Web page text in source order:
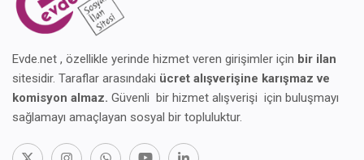
Evde.net , özellikle yerinde hizmet veren girişimler için bir ilan
sitesidir. Taraflar arasındaki ücret alışverişine karışmaz ve
komisyon almaz. Güvenli bir hizmet alışverişi için buluşmayı
sağlamayı amaçlayan sosyal bir topluluktur.